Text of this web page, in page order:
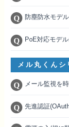
防塵防水モデ
PoE対応モデ
メル丸くんシ
メール監視を
先進認証